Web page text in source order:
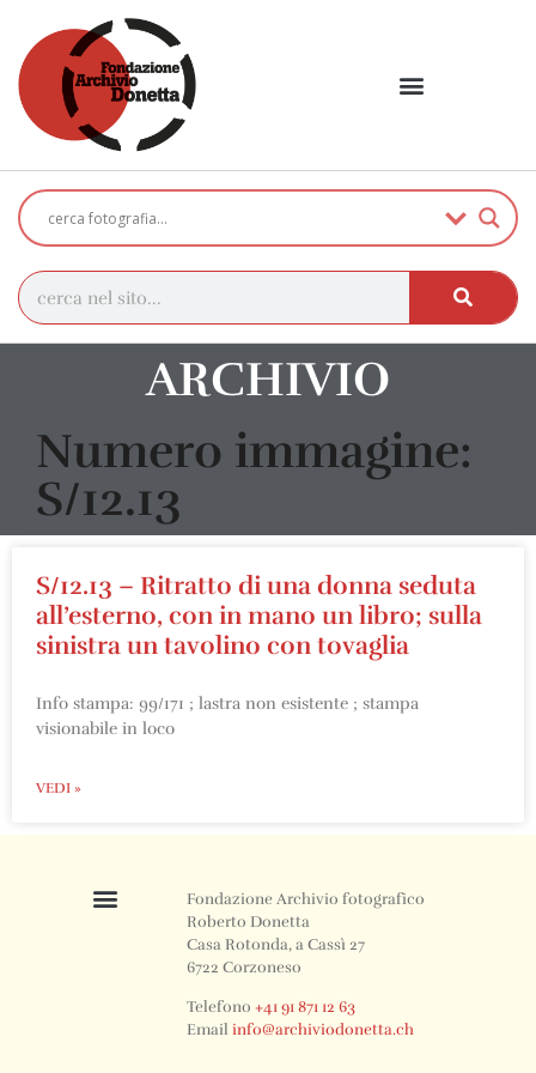
ARCHIVIO
Numero immagine:
S/12.13
S/12.13 – Ritratto di una donna seduta
all’esterno, con in mano un libro; sulla
sinistra un tavolino con tovaglia
Info stampa: 99/171 ; lastra non esistente ; stampa
visionabile in loco
VEDI »
Fondazione Archivio fotografico
Roberto Donetta
Casa Rotonda, a Cassì 27
6722 Corzoneso
Telefono+41 91 871 12 63
Emailinfo@archiviodonetta.ch